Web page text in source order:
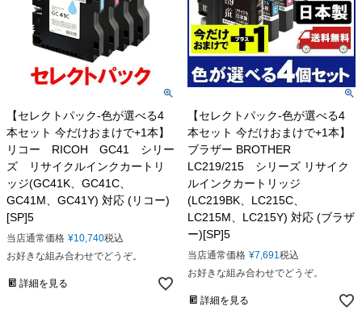
【セレクトパック-色が選べる4
本セット 今だけおまけで+1本】
リコー RICOH GC41 シリー
ズ リサイクルインクカートリ
ッジ(GC41K、GC41C、
GC41M、GC41Y) 対応 (リコー)
[SP]5
当店通常価格 ¥10,740税込
お好きな組み合わせでどうぞ。
詳細を見る
【セレクトパック-色が選べる4
本セット 今だけおまけで+1本】
ブラザー BROTHER
LC219/215 シリーズ リサイク
ルインクカートリッジ
(LC219BK、LC215C、
LC215M、LC215Y) 対応 (ブラザ
ー)[SP]5
当店通常価格 ¥7,691税込
お好きな組み合わせでどうぞ。
詳細を見る